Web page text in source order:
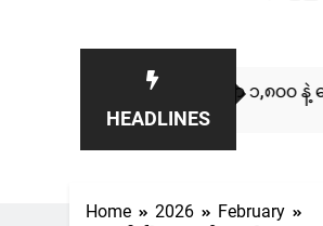
HEADLINES
ာ ၁,၈၀၀ နဲ့ ရောင်းထွက် ပလက်ဝမြို့
Home 2026
February